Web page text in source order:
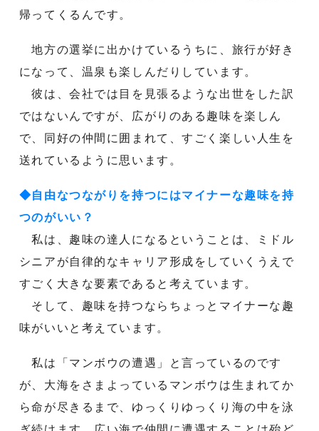
帰ってくるんです。
地方の選挙に出かけているうちに、旅行が好き
になって、温泉も楽しんだりしています。
彼は、会社では目を見張るような出世をした訳
ではないんですが、広がりのある趣味を楽しん
で、同好の仲間に囲まれて、すごく楽しい人生を
送れているように思います。
◆自由なつながりを持つにはマイナーな趣味を持
つのがいい？
私は、趣味の達人になるということは、ミドル
シニアが自律的なキャリア形成をしていくうえで
すごく大きな要素であると考えています。
そして、趣味を持つならちょっとマイナーな趣
味がいいと考えています。
私は「マンボウの遭遇」と言っているのです
が、大海をさまよっているマンボウは生まれてか
ら命が尽きるまで、ゆっくりゆっくり海の中を泳